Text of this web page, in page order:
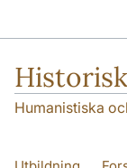
Humanistiska